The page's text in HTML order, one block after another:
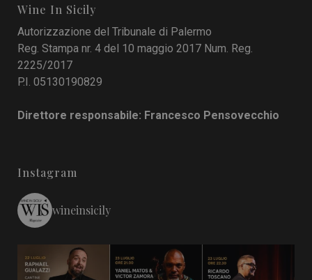
Wine In Sicily
Autorizzazione del Tribunale di Palermo
Reg. Stampa nr. 4 del 10 maggio 2017 Num. Reg.
2225/2017
P.I. 05130190829
Direttore responsabile: Francesco Pensovecchio
Instagram
wineinsicily